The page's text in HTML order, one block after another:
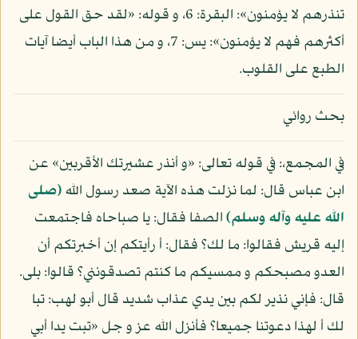
تنذرهم لا يؤمنون»: البقرة: 6، و قوله: «لقد حق القول على
أكثرهم فهم لا يؤمنون»: يس: 7، و من هذا الباب أيضا آيات
الطبع على القلوب.
بحث روائي
في المجمع،: في قوله تعالى: «و أنذر عشيرتك الأقربين» عن
ابن عباس قال: لما نزلت هذه الآية صعد رسول الله(صلى
الله عليه وآله وسلم)الصفا فقال: يا صباحاه فاجتمعت
إليه قريش فقالوا: ما لك؟ فقال: أ رأيتكم إن أخبرتكم أن
العدو مصبحكم و ممسيكم ما كنتم تصدقونني؟ قالوا: بلى.
قال: فإني نذير لكم بين يدي عذاب شديد قال أبو لهب: تبا
لك أ لهذا دعوتنا جميعا؟ فأنزل الله عز و جل «تبت يدا أبي